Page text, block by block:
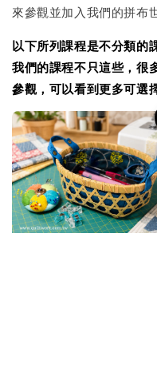
來參觀並加入我們的拼布
以下所列課程是不分類的
我們的課程不只這些，很
參觀，可以看到更多可選